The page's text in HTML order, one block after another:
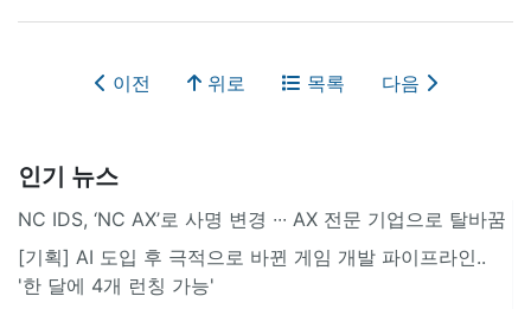
이전 위로 목록 다음
인기 뉴스
NC IDS, ‘NC AX’로 사명 변경 ∙∙∙ AX 전문 기업으로 탈바꿈
[기획] AI 도입 후 극적으로 바뀐 게임 개발 파이프라인..
'한 달에 4개 런칭 가능'